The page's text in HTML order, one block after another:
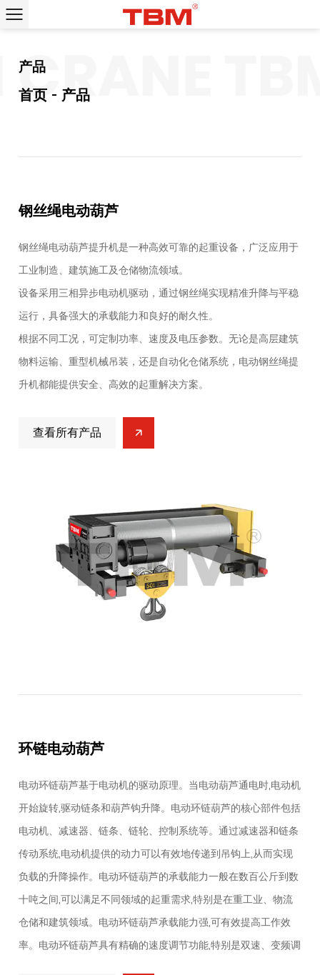
产品
首页 产品
钢丝绳电动葫芦
钢丝绳电动葫芦提升机是一种高效可靠的起重设备，广泛应用于
工业制造、建筑施工及仓储物流领域。
设备采用三相异步电动机驱动，通过钢丝绳实现精准升降与平稳
运行，具备强大的承载能力和良好的耐久性。
根据不同工况，可定制功率、速度及电压参数。无论是高层建筑
物料运输、重型机械吊装，还是自动化仓储系统，电动钢丝绳提
升机都能提供安全、高效的起重解决方案。
查看所有产品
环链电动葫芦
电动环链葫芦基于电动机的驱动原理。当电动葫芦通电时,电动机
开始旋转,驱动链条和葫芦钩升降。电动环链葫芦的核心部件包括
电动机、减速器、链条、链轮、控制系统等。通过减速器和链条
传动系统,电动机提供的动力可以有效地传递到吊钩上,从而实现
负载的升降操作。电动环链葫芦的承载能力一般在数百公斤到数
十吨之间,可以满足不同领域的起重需求,特别是在重工业、物流
仓储和建筑领域。电动环链葫芦承载能力强,可有效提高工作效
率。电动环链葫芦具有精确的速度调节功能,特别是双速、变频调